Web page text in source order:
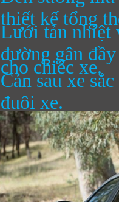
thiết kế tổng
Lưới tản nhiệt
đường gân
cho chiếc xe.
Cản sau xe
đuôi xe.